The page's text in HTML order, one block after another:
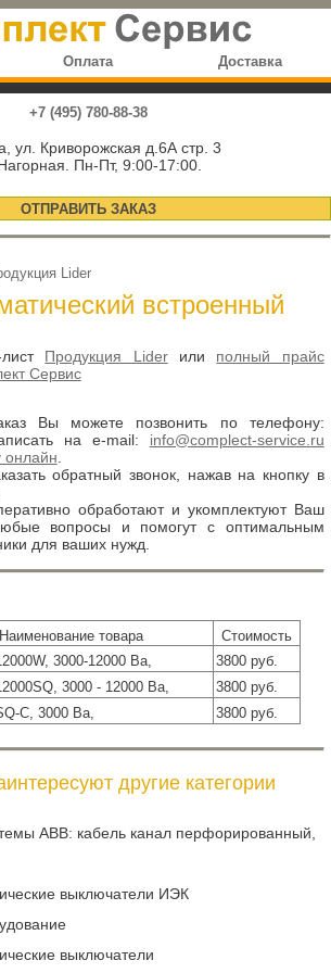
Оплата Доставка
+7 (495) 780-88-38
ул. Криворожская д.6А стр. 3
Пн-Пт, 9:00-17:00.
ОТПРАВИТЬ ЗАКАЗ
Lider
встроенный
Продукция Liderили полный прайс
Сервис
Вы можете позвонить по телефону:
на e-mail: info@complect-service.ru
онлайн.
обратный звонок, нажав на кнопку в
обработают и укомплектуют Ваш
вопросы и помогут с оптимальным
для ваших нужд.
Наименование товара
Стоимость
3000-12000 Ва,
3800 руб.
3000 - 12000 Ва,
3800 руб.
C, 3000 Ва, 3800 руб.
другие категории
ABB: кабель канал перфорированный,
выключатели ИЭК
выключатели